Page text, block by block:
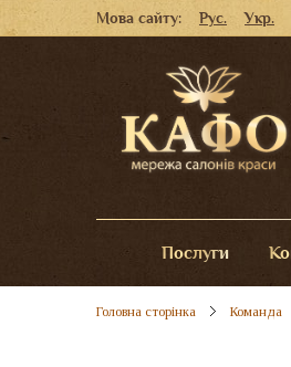
Мова сайту: Рус. Укр.
Послуги
Головна сторінка Команда